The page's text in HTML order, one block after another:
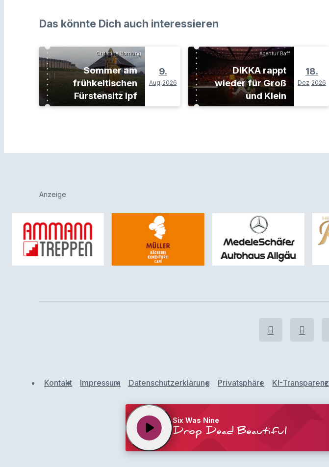
Das könnte Dich auch interessieren
Christine Hornung
Sommer am
frühkeltischen
Fürstensitz Ipf
9.
Aug 2026
Agentur Baff
DIKKA rappt
wieder für Groß
und Klein
18.
Dez 2026
Anzeige
Kontakt Impressum Datenschutzerklärung Privatsphäre KI-Transparenz
Six Was Nine
Drop Dead Beautiful
play_arrow